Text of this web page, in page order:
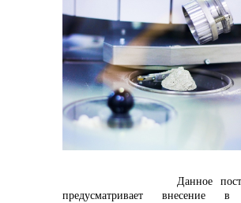
контакты отдела
Данное
предусматривает внесение в